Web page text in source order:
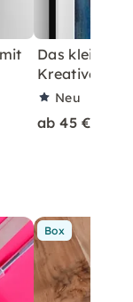
Das kleine
Kreative Art
Neu
ab 45 €
Box